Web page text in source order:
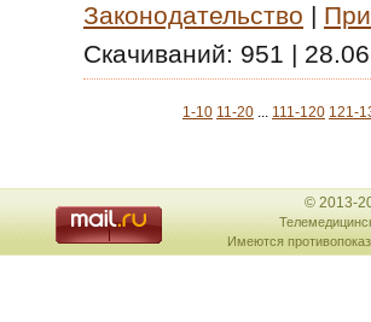
Законодательство |
Скачиваний: 951 |
1-10 11-20 ... 111-120 121-
© 2013-
Имеются